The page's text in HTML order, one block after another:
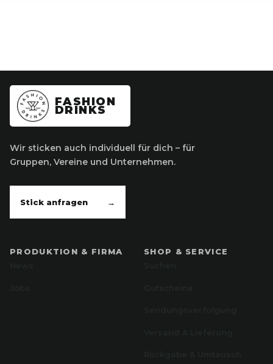
FASHION
DRINKS
Wir sticken auch individuell für dich – für
Gruppen, Vereine und Unternehmen.
Stick anfragen →
PRODUKTION & FIRMA
SHOP & SERVICE